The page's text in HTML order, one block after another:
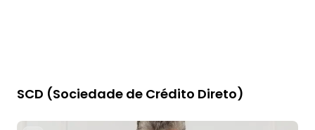
SCD (Sociedade de Crédito Direto)